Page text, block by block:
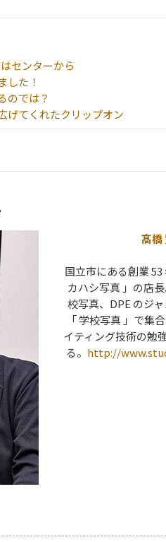
センターから
した！
のでは？
げてくれたクリップオン
髙橋
国立市にある創業
カハシ写真 」の店
校写真、DPE のジ
「 学校写真 」で集
イティング技術の勉
る。 http://